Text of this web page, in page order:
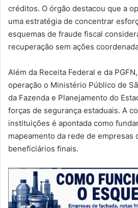
créditos. O órgão destacou que a
uma estratégia de concentrar
esquemas de fraude fiscal
recuperação sem ações
Além da Receita Federal e da
operação o Ministério Público de
da Fazenda e Planejamento do
forças de segurança estaduais. A
instituições é apontada como
mapeamento da rede de empresas
beneficiários finais.